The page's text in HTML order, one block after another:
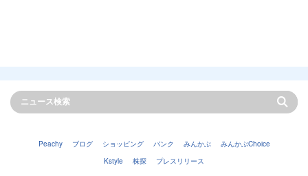
Peachy ブログ ショッピング バンク みんかぶ
みんかぶChoice
Kstyle
株探 プレスリリース